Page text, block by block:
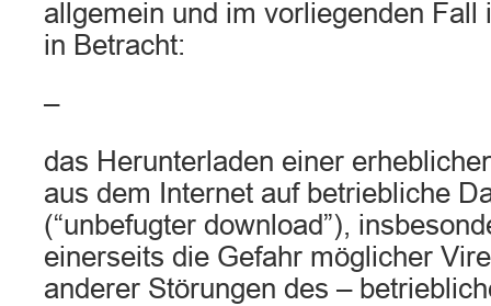
allgemein und im vorliegenden Fall
in Betracht:
–
das Herunterladen einer
aus dem Internet auf betriebliche
(“unbefugter download”),
einerseits die Gefahr möglicher
anderer Störungen des –